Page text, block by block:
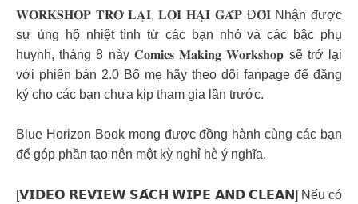
𝐖𝐎𝐑𝐊𝐒𝐇𝐎𝐏 𝐓𝐑𝐎̛̉ 𝐋𝐀̣𝐈, 𝐋𝐎̛̣𝐈 𝐇𝐀̣𝐈 𝐆𝐀̂́𝐏 Đ𝐎̂𝐈 Nhận được
sự ủng hộ nhiệt tình từ các bạn nhỏ và các bậc phụ
huynh, tháng 8 này 𝐂𝐨𝐦𝐢𝐜𝐬 𝐌𝐚𝐤𝐢𝐧𝐠 𝐖𝐨𝐫𝐤𝐬𝐡𝐨𝐩 sẽ trở lại
với phiên bản 2.0 Bố mẹ hãy theo dõi fanpage để đăng
ký cho các bạn chưa kịp tham gia lần trước.
Blue Horizon Book mong được đồng hành cùng các bạn
để góp phần tạo nên một kỳ nghỉ hè ý nghĩa.
[𝗩𝗜𝗗𝗘𝗢 𝗥𝗘𝗩𝗜𝗘𝗪 𝗦𝗔́𝗖𝗛 𝗪𝗜𝗣𝗘 𝗔𝗡𝗗 𝗖𝗟𝗘𝗔𝗡] Nếu có